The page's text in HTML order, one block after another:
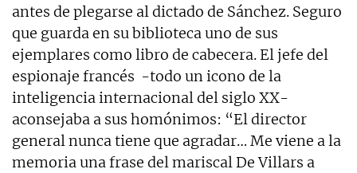
antes de plegarse al dictado de Sánchez. Seguro
que guarda en su biblioteca uno de sus
ejemplares como libro de cabecera. El jefe del
espionaje francés -todo un icono de la
inteligencia internacional del siglo XX-
aconsejaba a sus homónimos: “El director
general nunca tiene que agradar… Me viene a la
memoria una frase del mariscal De Villars a